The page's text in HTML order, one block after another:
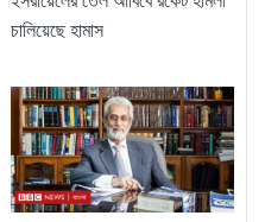
চালিয়েছে হামাস